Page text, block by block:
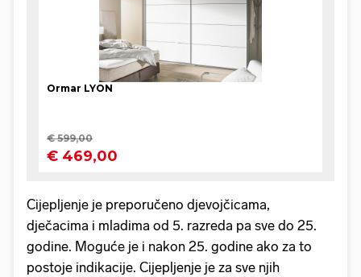
Cijepljenje je preporučeno djevojčicama,
dječacima i mladima od 5. razreda pa sve do 25.
godine. Moguće je i nakon 25. godine ako za to
postoje indikacije. Cijepljenje je za sve njih